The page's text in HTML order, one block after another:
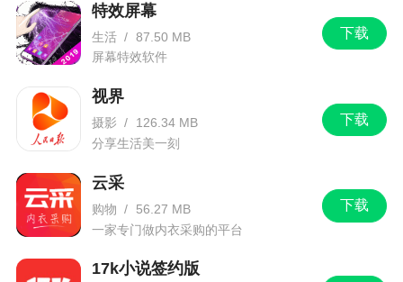
下载
特效屏幕
生活 / 87.50 MB
屏幕特效软件
下载
视界
摄影 /
126.34 MB
分享生活美一刻
下载
云采
购物 /
56.27 MB
一家专门做内衣采购的平台
17k小说签约版